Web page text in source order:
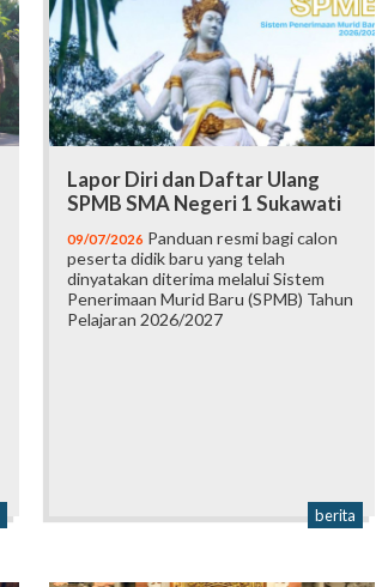
Lapor Diri dan Daftar Ulang
SPMB SMA Negeri 1 Sukawati
09/07/2026 Panduan resmi bagi calon
peserta didik baru yang telah
dinyatakan diterima melalui Sistem
Penerimaan Murid Baru (SPMB) Tahun
Pelajaran 2026/2027
berita